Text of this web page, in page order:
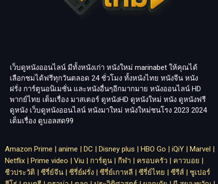
เว็บดูหนังออนไลน์ มีทั้งหนังเก่า หนังใหม่ marinabet ให้คุณได้
เลือกชมได้ฟรีทุกวันตลอด 24 ชั่วโมง ทั้งหนังไทย หนังจีน หนัง
ฝรั่ง การ์ตูนอนิเมชั่น และหนังอื่นๆอีกมากมาย หนังออนไลน์ HD
พากย์ไทย เต็มเรื่อง มาสเตอร์ ดูหนังHD ดูหนังใหม่ หนัง ดูหนังฟรี
ดูหนัง เว็บดูหนังออนไลน์ หนังมาใหม่ หนังใหม่ชนโรง 2023 2024
เต็มเรื่อง ดูบอลสด99
Amazon Prime | anime | DC | Disney plus | HBO Go | iQiY | Marvel |
Netflix | Prime video | Viu | การ์ตูน | กีฬา | ครอบครัว | คาวบอย |
ชีวประวัติ | ซีรี่ย์จีน | ซีรี่ย์ฝรั่ง | ซีรี่ย์เกาหลี | ซีรี่ย์ไทย | ซีรีส์ | ซูเปอร์